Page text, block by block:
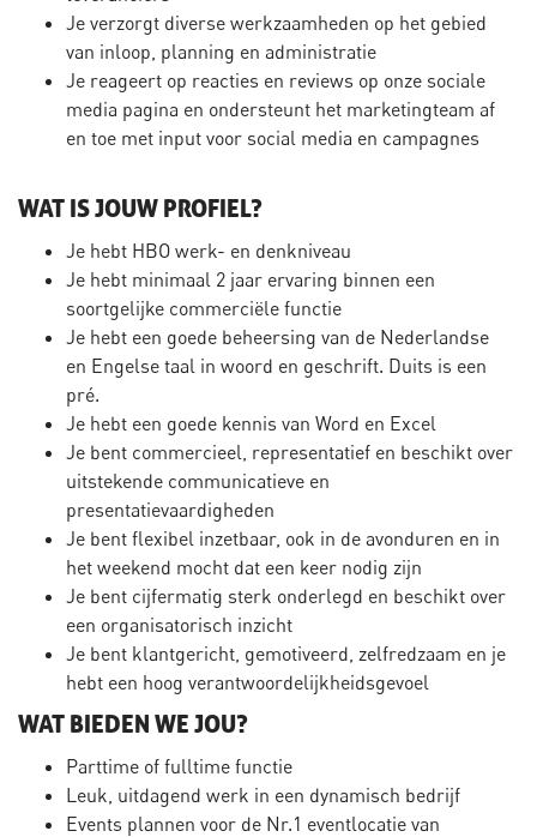
Je verzorgt diverse werkzaamheden op het gebied
van inloop, planning en administratie
Je reageert op reacties en reviews op onze sociale
media pagina en ondersteunt het marketingteam af
en toe met input voor social media en campagnes
WAT IS JOUW PROFIEL?
Je hebt HBO werk- en denkniveau
Je hebt minimaal 2 jaar ervaring binnen een
soortgelijke commerciële functie
Je hebt een goede beheersing van de Nederlandse
en Engelse taal in woord en geschrift. Duits is een
pré.
Je hebt een goede kennis van Word en Excel
Je bent commercieel, representatief en beschikt over
uitstekende communicatieve en
presentatievaardigheden
Je bent flexibel inzetbaar, ook in de avonduren en in
het weekend mocht dat een keer nodig zijn
Je bent cijfermatig sterk onderlegd en beschikt over
een organisatorisch inzicht
Je bent klantgericht, gemotiveerd, zelfredzaam en je
hebt een hoog verantwoordelijkheidsgevoel
WAT BIEDEN WE JOU?
Parttime of fulltime functie
Leuk, uitdagend werk in een dynamisch bedrijf
Events plannen voor de Nr.1 eventlocatie van